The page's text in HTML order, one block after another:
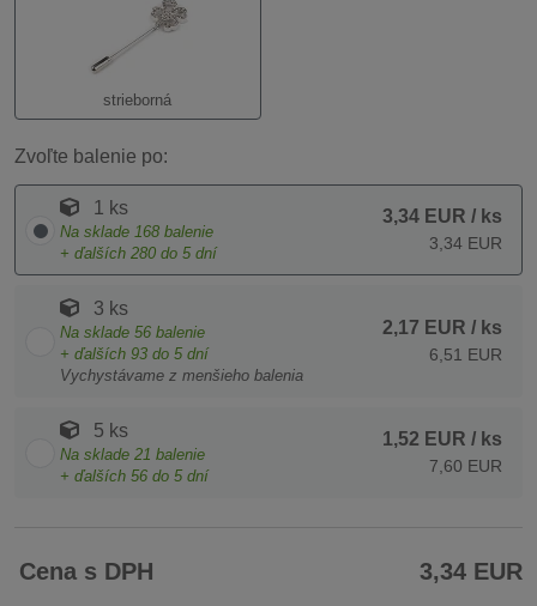
strieborná
Zvoľte balenie po:
1 ks
Na sklade 168 balenie
+ ďalších 280 do 5 dní
3,34 EUR / ks
3,34 EUR
3 ks
Na sklade 56 balenie
+ ďalších 93 do 5 dní
Vychystávame z menšieho balenia
2,17 EUR / ks
6,51 EUR
5 ks
Na sklade 21 balenie
+ ďalších 56 do 5 dní
1,52 EUR / ks
7,60 EUR
Cena s DPH 3,34 EUR